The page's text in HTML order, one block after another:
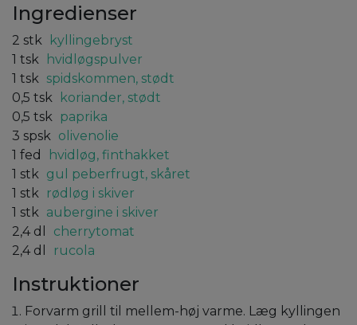
Ingredienser
2 stk
kyllingebryst
1 tsk
hvidløgspulver
1 tsk spidskommen, stødt
0,5 tsk
koriander, stødt
0,5 tsk paprika
3 spsk olivenolie
1 fed
hvidløg, finthakket
1 stk gul peberfrugt, skåret
1 stk rødløg i skiver
1 stk aubergine i skiver
2,4 dl
cherrytomat
2,4 dl rucola
Instruktioner
Forvarm grill til mellem-høj varme. Læg kyllingen